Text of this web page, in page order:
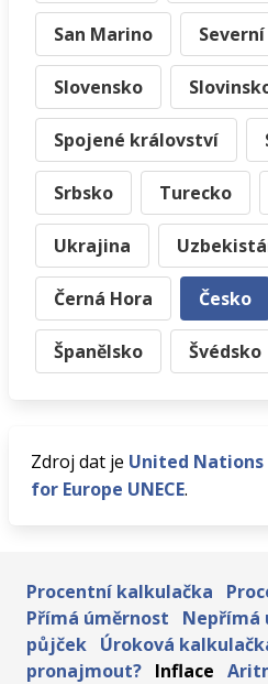
San Marino
Slovensko
Spojené království
Srbsko Turecko
Ukrajina
Černá Hora Česko
Španělsko Švédsko
Zdroj dat je United Nations
for Europe UNECE.
Procentní kalkulačka
Přímá úměrnost
Nepřímá
půjček Úroková
pronajmout? Inflace